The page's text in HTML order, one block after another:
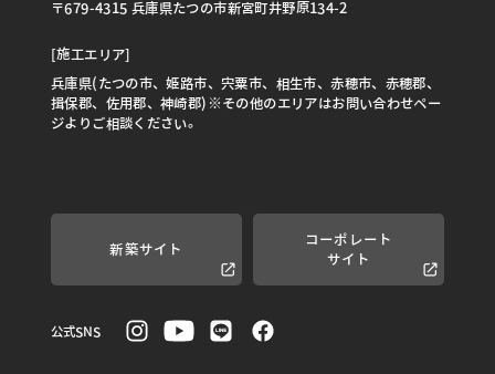
〒679-4315 兵庫県たつの市新宮町井野原134-2
[施工エリア]
兵庫県(たつの市、姫路市、宍粟市、相生市、赤穂市、赤穂郡、
揖保郡、佐用郡、神崎郡)※その他のエリアはお問い合わせペー
ジよりご相談ください。
新築サイト
コーポレート
サイト
公式SNS